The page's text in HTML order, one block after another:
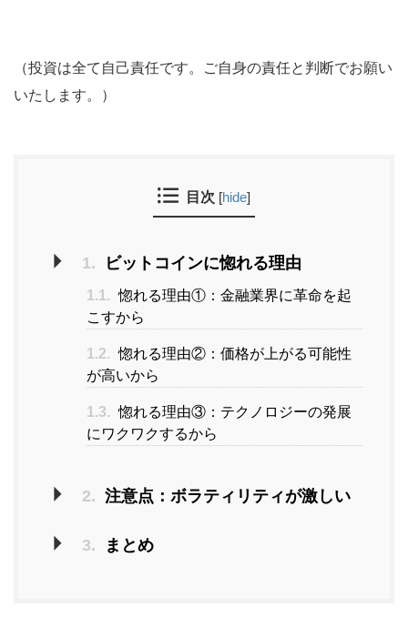
（投資は全て自己責任です。ご自身の責任と判断でお願い
いたします。）
目次 [hide]
1. ビットコインに惚れる理由
1.1. 惚れる理由①：金融業界に革命を起
こすから
1.2. 惚れる理由②：価格が上がる可能性
が高いから
1.3. 惚れる理由③：テクノロジーの発展
にワクワクするから
2. 注意点：ボラティリティが激しい
3. まとめ